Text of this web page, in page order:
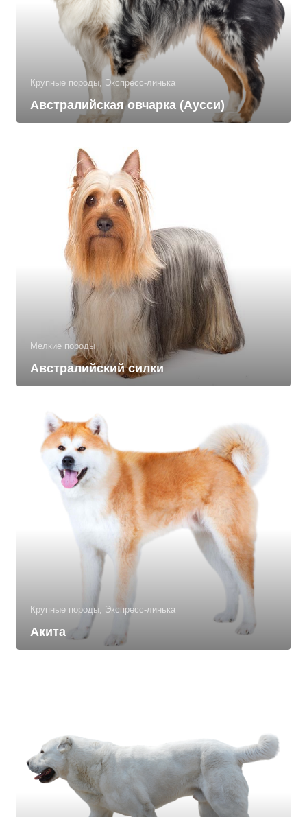
Крупные породы, Экспресс-линька
Австралийская овчарка (Аусси)
Мелкие породы
Австралийский силки
Крупные породы, Экспресс-линька
Акита